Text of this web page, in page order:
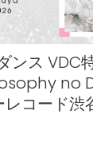
ンス VDC
no
コード渋